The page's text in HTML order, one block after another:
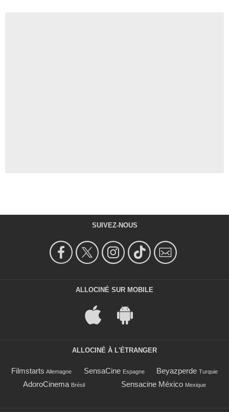
SUIVEZ-NOUS
ALLOCINÉ SUR MOBILE
ALLOCINÉ À L'ÉTRANGER
Filmstarts Allemagne SensaCine Espagne Beyazperde Turquie
AdoroCinema Brésil Sensacine México Mexique